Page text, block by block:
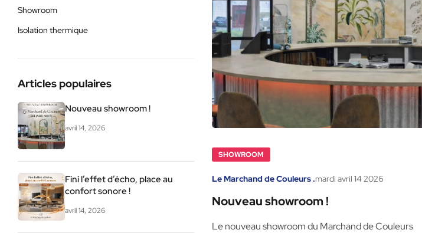
Showroom
Isolation thermique
Articles populaires
Nouveau showroom !
avril 14, 2026
Fini l’effet d’écho, place au
confort sonore !
avril 14, 2026
SHOWROOM
Le Marchand de Couleurs .mardi avril 14 2026
Nouveau showroom !
Le nouveau showroom du Marchand de Couleurs